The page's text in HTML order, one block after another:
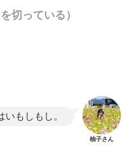
切っている）
いもしもし。
柚子さん